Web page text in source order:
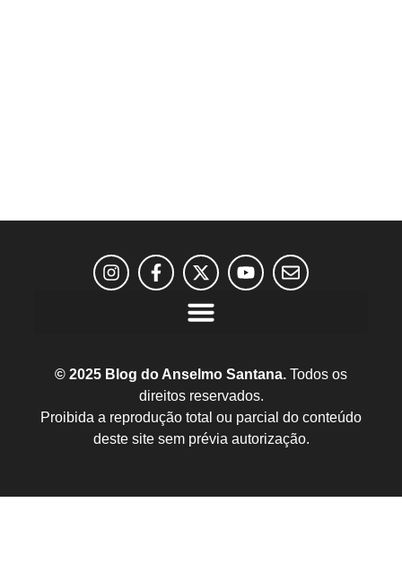
© 2025 Blog do Anselmo Santana. Todos os
direitos reservados.
Proibida a reprodução total ou parcial do conteúdo
deste site sem prévia autorização.